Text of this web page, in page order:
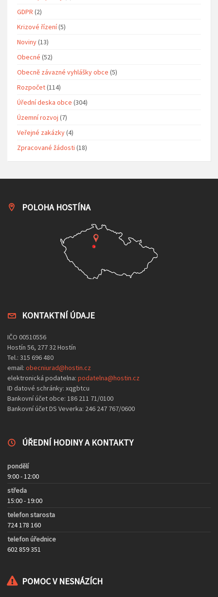
GDPR (2)
Krizové řízení(5)
Noviny(13)
Obecné (52)
Obecně závazné vyhlášky obce (5)
Rozpočet(114)
Úřední deska obce (304)
Územní rozvoj (7)
Veřejné zakázky(4)
Zpracované žádosti (18)
POLOHA HOSTÍNA
KONTAKTNÍ ÚDAJE
IČO 00510556
Hostín 56, 277 32 Hostín
Tel.: 315 696 480
email: obecniurad@hostin.cz
elektronická podatelna: podatelna@hostin.cz
ID datové schránky: xqgbtcu
Bankovní účet obce: 186 211 71/0100
Bankovní účet DS Veverka: 246 247 767/0600
ÚŘEDNÍ HODINY A KONTAKTY
pondělí
9:00 - 12:00
středa
15:00 - 19:00
telefon starosta
724 178 160
telefon úřednice
602 859 351
POMOC V NESNÁZÍCH